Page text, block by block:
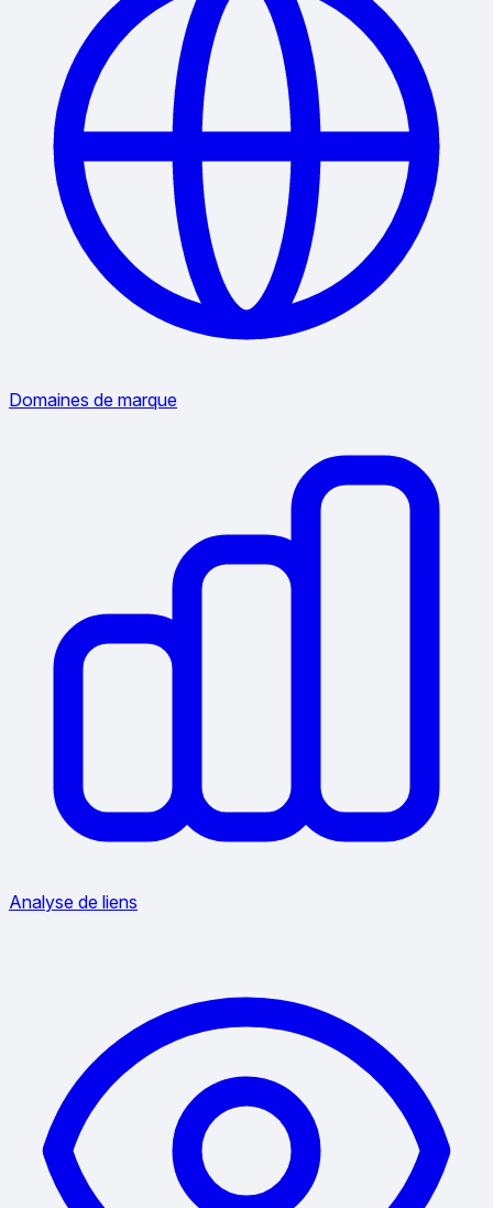
Domaines de marque
Analyse de liens